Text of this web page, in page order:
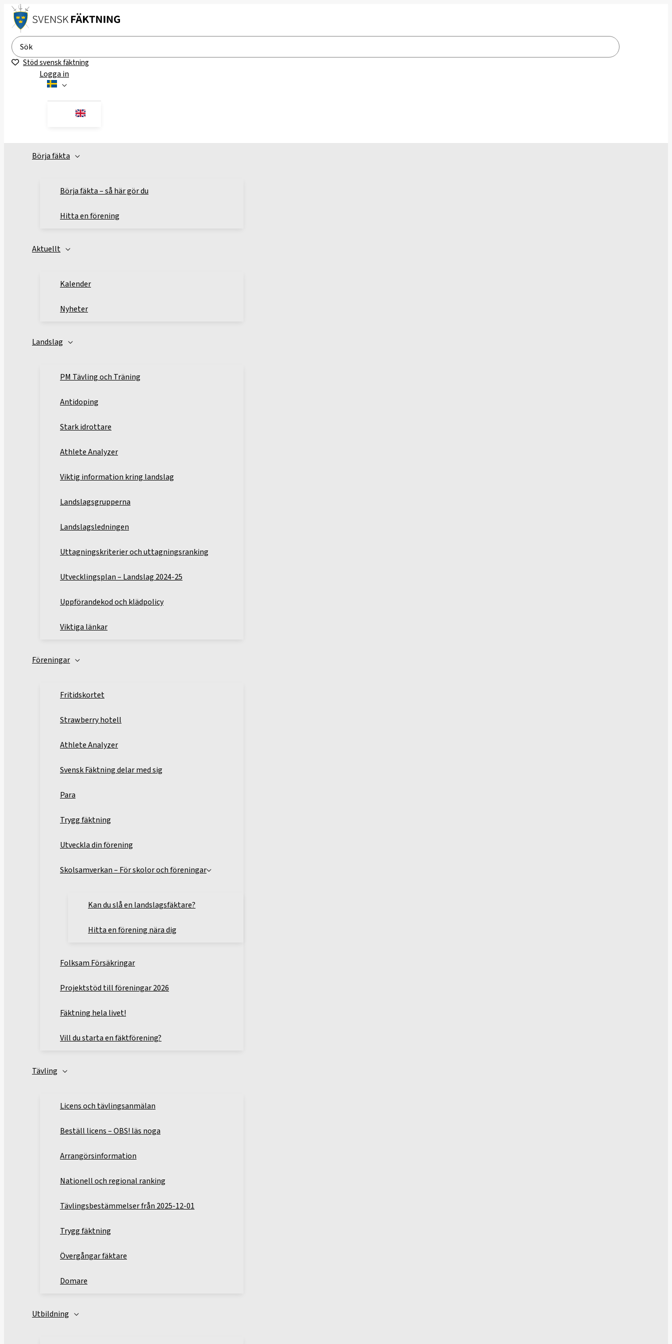
Hoppa
till
innehåll
Search
for:
Stöd svensk fäktning
Logga in
Börja fäkta
Börja fäkta – så här gör du
Hitta en förening
Aktuellt
Kalender
Nyheter
Landslag
PM Tävling och Träning
Antidoping
Stark idrottare
Athlete Analyzer
Viktig information kring landslag
Landslagsgrupperna
Landslagsledningen
Uttagningskriterier och uttagningsranking
Utvecklingsplan – Landslag 2024-25
Uppförandekod och klädpolicy
Viktiga länkar
Föreningar
Fritidskortet
Strawberry hotell
Athlete Analyzer
Svensk Fäktning delar med sig
Para
Trygg fäktning
Utveckla din förening
Skolsamverkan – För skolor och föreningar
Kan du slå en landslagsfäktare?
Hitta en förening nära dig
Folksam Försäkringar
Projektstöd till föreningar 2026
Fäktning hela livet!
Vill du starta en fäktförening?
Tävling
Licens och tävlingsanmälan
Beställ licens – OBS! läs noga
Arrangörsinformation
Nationell och regional ranking
Tävlingsbestämmelser från 2025-12-01
Trygg fäktning
Övergångar fäktare
Domare
Utbildning